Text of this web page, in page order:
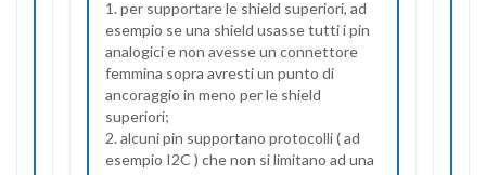
1. per supportare le shield superiori, ad
esempio se una shield usasse tutti i pin
analogici e non avesse un connettore
femmina sopra avresti un punto di
ancoraggio in meno per le shield
superiori;
2. alcuni pin supportano protocolli ( ad
esempio I2C ) che non si limitano ad una